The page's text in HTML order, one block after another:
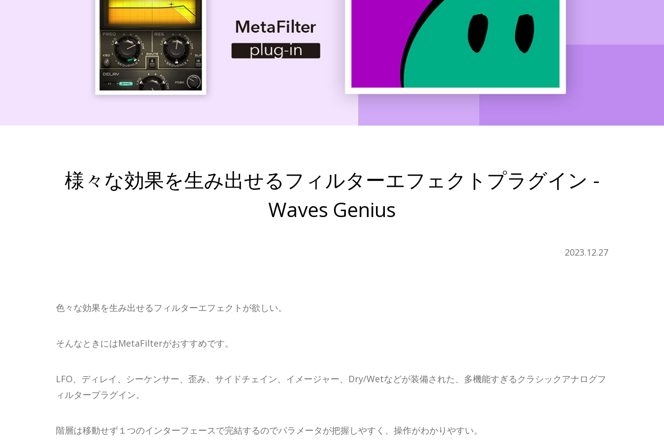
様々な効果を生み出せるフィルターエフェクトプラグイン -
Waves Genius
2023.12.27
色々な効果を生み出せるフィルターエフェクトが欲しい。
そんなときにはMetaFilterがおすすめです。
LFO、ディレイ、シーケンサー、歪み、サイドチェイン、イメージャー、Dry/Wetなどが装備された、多機能すぎるクラシックアナログフ
ィルタープラグイン。
階層は移動せず１つのインターフェースで完結するのでパラメータが把握しやすく、操作がわかりやすい。